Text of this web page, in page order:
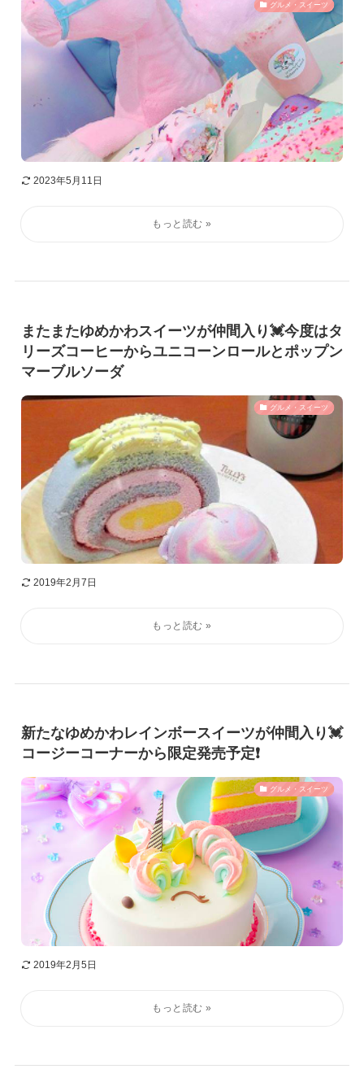
グルメ・スイーツ
2023年5月11日
またまたゆめかわスイーツが仲間入り💓今度はタ
リーズコーヒーからユニコーンロールとポップン
マーブルソーダ
グルメ・スイーツ
2019年2月7日
新たなゆめかわレインボースイーツが仲間入り💓
コージーコーナーから限定発売予定❗️
グルメ・スイーツ
2019年2月5日